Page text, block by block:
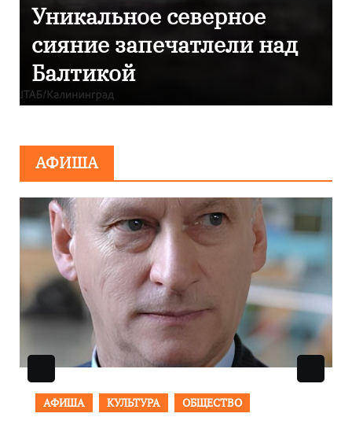
над
Фотокадры,
Калининград
АФИША
АФИША КУЛЬТУРА ОБЩЕСТВО